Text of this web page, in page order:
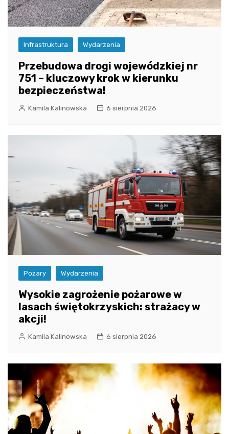
Infrastruktura Wydarzenia
Przebudowa drogi wojewódzkiej nr
751 – kluczowy krok w kierunku
bezpieczeństwa!
Kamila Kalinowska 6 sierpnia 2026
Pożary Wydarzenia
Wysokie zagrożenie pożarowe w
lasach świętokrzyskich: strażacy w
akcji!
Kamila Kalinowska 6 sierpnia 2026